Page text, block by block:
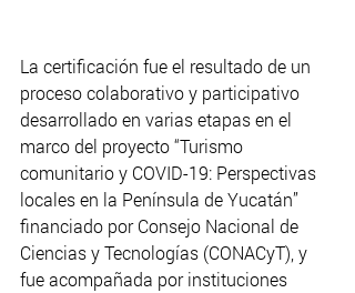
La certificación fue el resultado de un
proceso colaborativo y participativo
desarrollado en varias etapas en el
marco del proyecto “Turismo
comunitario y COVID-19: Perspectivas
locales en la Península de Yucatán”
financiado por Consejo Nacional de
Ciencias y Tecnologías (CONACyT), y
fue acompañada por instituciones